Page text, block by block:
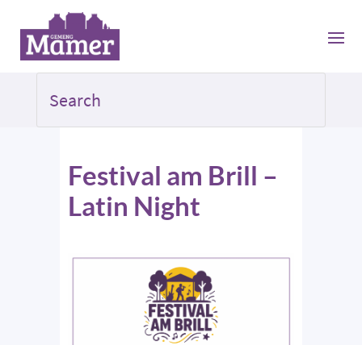
Festival am Brill –
Latin Night